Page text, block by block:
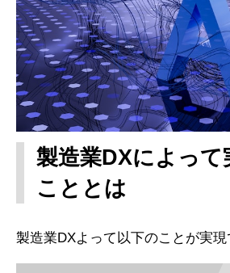
製造業DXによって
こととは
製造業DXよって以下のことが実現